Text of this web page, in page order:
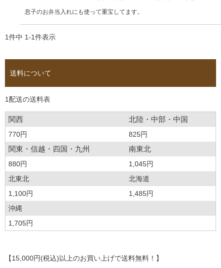
息子のお弁当入れにも使って重宝してます。
1件中 1-1件表示
送料について
1配送の送料表
関西 北陸・中部・中国
770円 825円
関東・信越・四国・九州 南東北
880円
1,045円
北東北
北海道
1,100円
1,485円
沖縄
1,705円
【15,000円(税込)以上のお買い上げで送料無料！】